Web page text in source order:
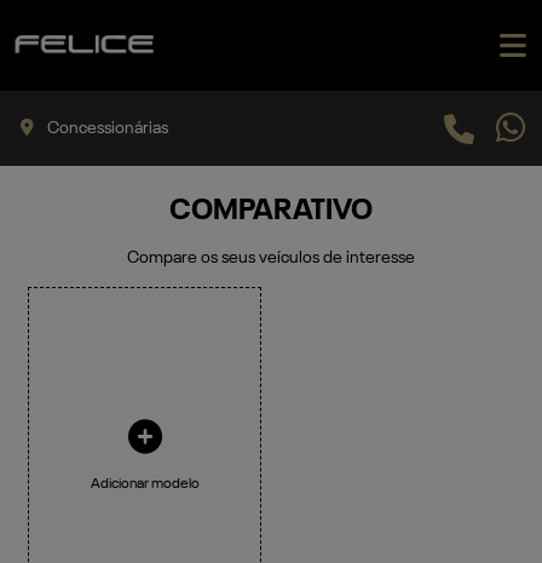
Concessionárias
COMPARATIVO
Compare os seus veículos de interesse
Adicionar modelo